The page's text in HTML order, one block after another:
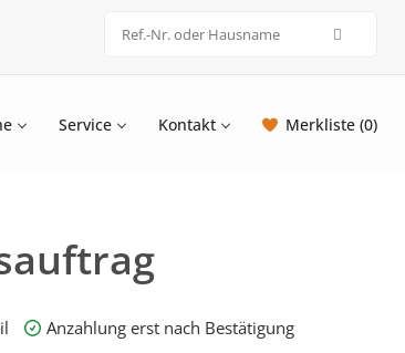
Service Kontakt Merkliste (0)
Anzahlung erst nach Bestätigung